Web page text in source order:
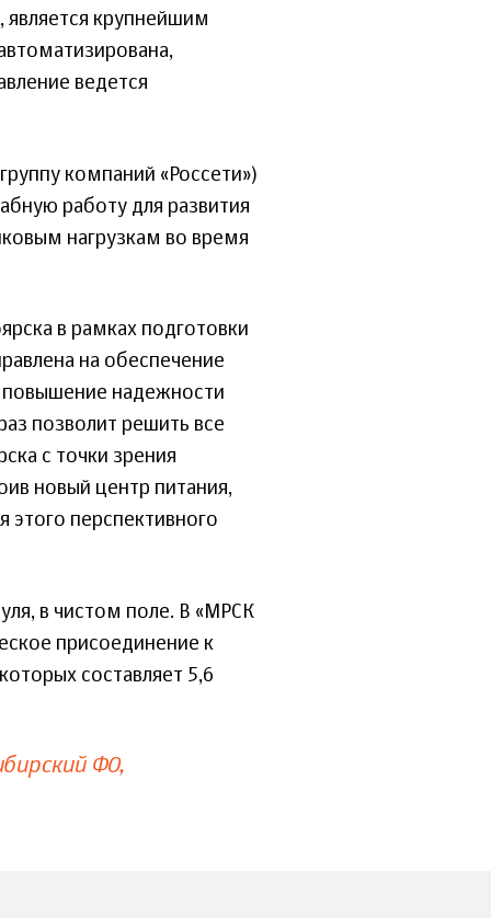
крупнейшим
ведется
компаний «Россети»)
работу для развития
нагрузкам во время
в рамках подготовки
на обеспечение
повышение надежности
позволит решить все
с точки зрения
новый центр питания,
этого перспективного
в чистом поле. В «МРСК
присоединение к
составляет 5,6
ФО